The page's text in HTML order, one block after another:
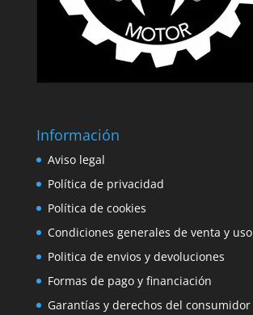
Información
Aviso legal
Política de privacidad
Política de cookies
Condiciones generales de venta y uso
Politica de envios y devoluciones
Formas de pago y financiación
Garantías y derechos del consumidor